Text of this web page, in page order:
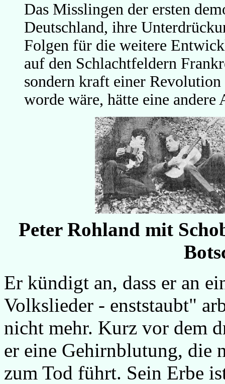
Das Misslingen der ersten
Deutschland, ihre
Folgen für die weitere
auf den Schlachtfeldern
sondern kraft einer
worde wäre, hätte eine andere
Peter Rohland mit
Er kündigt an, dass er an
Volkslieder - enststaubt"
nicht mehr. Kurz vor dem
er eine Gehirnblutung, die
zum Tod führt. Sein Erbe